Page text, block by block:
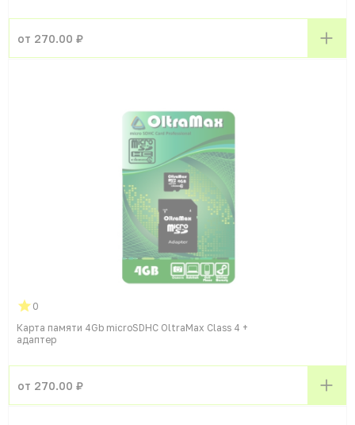
от 270.00 ₽
0
Карта памяти 4Gb microSDHC OltraMax Class 4 +
адаптер
от 270.00 ₽